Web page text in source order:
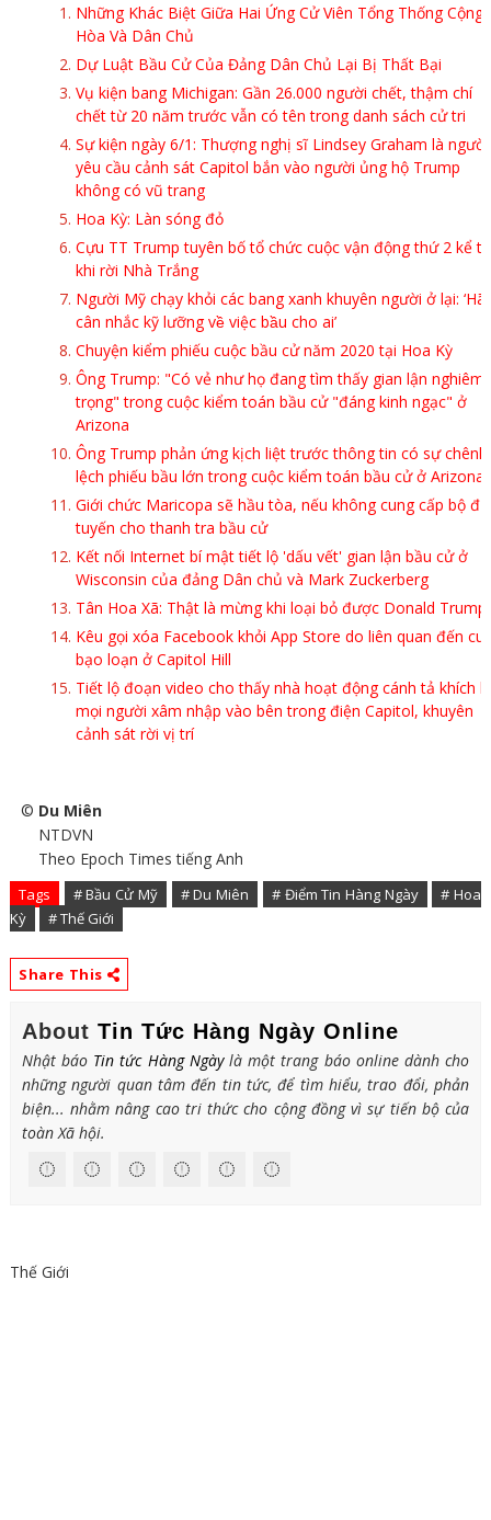
Những Khác Biệt Giữa Hai Ứng Cử Viên Tổng Thống Cộng
Hòa Và Dân Chủ
Dự Luật Bầu Cử Của Đảng Dân Chủ Lại Bị Thất Bại
Vụ kiện bang Michigan: Gần 26.000 người chết, thậm chí
chết từ 20 năm trước vẫn có tên trong danh sách cử tri
Sự kiện ngày 6/1: Thượng nghị sĩ Lindsey Graham là người
yêu cầu cảnh sát Capitol bắn vào người ủng hộ Trump
không có vũ trang
Hoa Kỳ: Làn sóng đỏ
Cựu TT Trump tuyên bố tổ chức cuộc vận động thứ 2 kể từ
khi rời Nhà Trắng
Người Mỹ chạy khỏi các bang xanh khuyên người ở lại:
cân nhắc kỹ lưỡng về việc bầu cho ai’
Chuyện kiểm phiếu cuộc bầu cử năm 2020 tại Hoa Kỳ
Ông Trump: "Có vẻ như họ đang tìm thấy gian lận nghiêm
trọng" trong cuộc kiểm toán bầu cử "đáng kinh ngạc" ở
Arizona
Ông Trump phản ứng kịch liệt trước thông tin có sự chênh
lệch phiếu bầu lớn trong cuộc kiểm toán bầu cử ở Arizona
Giới chức Maricopa sẽ hầu tòa, nếu không cung cấp bộ
tuyến cho thanh tra bầu cử
Kết nối Internet bí mật tiết lộ 'dấu vết' gian lận bầu cử ở
Wisconsin của đảng Dân chủ và Mark Zuckerberg
Tân Hoa Xã: Thật là mừng khi loại bỏ được Donald Trump
Kêu gọi xóa Facebook khỏi App Store do liên quan đến
bạo loạn ở Capitol Hill
Tiết lộ đoạn video cho thấy nhà hoạt động cánh tả khích lệ
mọi người xâm nhập vào bên trong điện Capitol, khuyên
cảnh sát rời vị trí
© Du Miên
NTDVN
Theo Epoch Times tiếng Anh
Tags # Bầu Cử Mỹ # Du Miên # Điểm Tin Hàng Ngày
# Hoa
Kỳ
# Thế Giới
Share This
About Tin Tức Hàng Ngày Online
Nhật báo Tin tức Hàng Ngàylà một trang báo online dành cho
những người quan tâm đến tin tức, để tìm hiểu, trao đổi, phản
biện... nhằm nâng cao tri thức cho cộng đồng vì sự tiến bộ của
toàn Xã hội.
Thế Giới